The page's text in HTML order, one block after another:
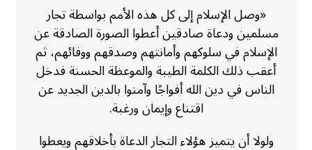
«وصل الإسلام إلى كل هذه الأمم بواسطة تجار
مسلمين ودعاة صادقين أعطوا الصورة الصادقة عن
الإسلام في سلوكهم وأمانتهم وصدقهم ووفائهم، ثم
أعقب ذلك الكلمة الطيبة والموعظة الحسنة فدخل
الناس في دين الله أفواجًا وآمنوا بالدين الجديد عن
اقتناع وإيمان ورغبة.
ولولا أن يتميز هؤلاء التجار الدعاة بأخلاقهم ويعطوا